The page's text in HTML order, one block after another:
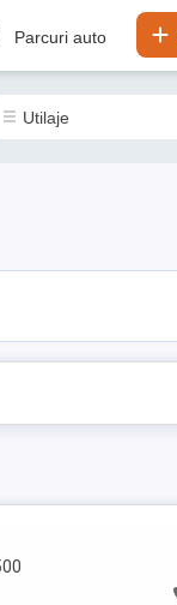
Parcuri auto